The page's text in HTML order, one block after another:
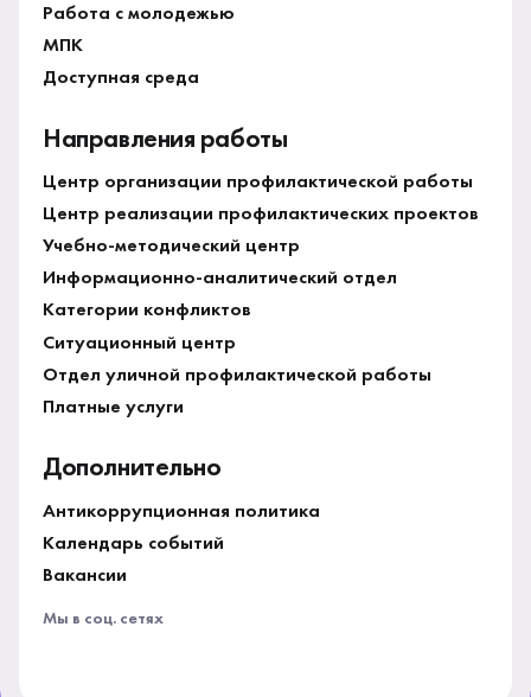
Работа с молодежью
МПК
Доступная среда
Направления работы
Центр организации профилактической работы
Центр реализации профилактических проектов
Учебно-методический центр
Информационно-аналитический отдел
Категории конфликтов
Ситуационный центр
Отдел уличной профилактической работы
Платные услуги
Дополнительно
Антикоррупционная политика
Календарь событий
Вакансии
Мы в соц. сетях